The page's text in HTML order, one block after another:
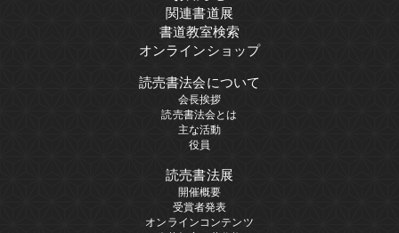
関連書道展
書道教室検索
オンラインショップ
読売書法会について
会長挨拶
読売書法会とは
主な活動
役員
読売書法展
開催概要
受賞者発表
オンラインコンテンツ